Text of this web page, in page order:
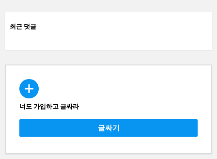
최근 댓글
CREATE
너도 가입하고 글싸라
글싸기